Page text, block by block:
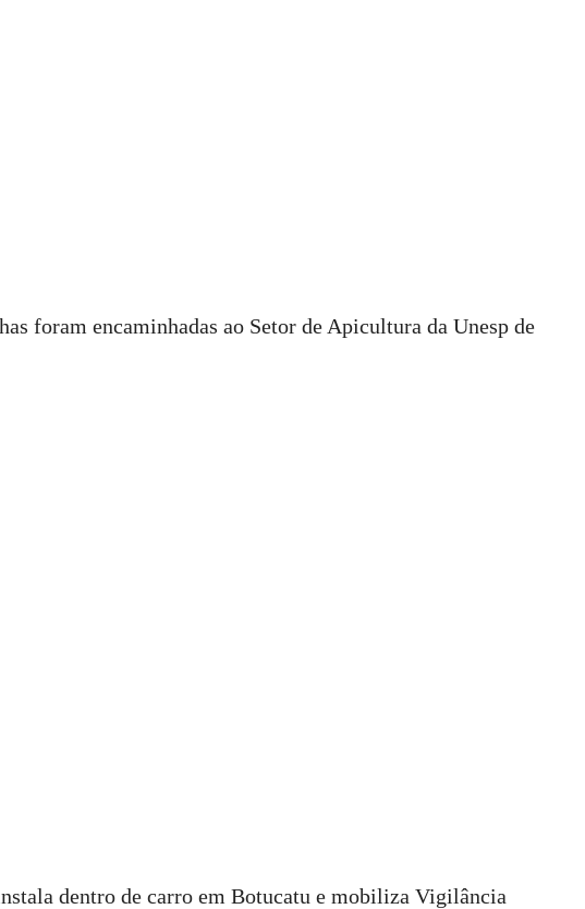
foram encaminhadas ao Setor de Apicultura da Unesp de
dentro de carro em Botucatu e mobiliza Vigilância